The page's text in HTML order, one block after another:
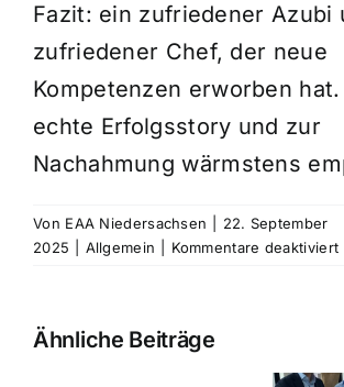
Fazit: ein zufriedener Azubi
zufriedener Chef, der neue
Kompetenzen erworben hat.
echte Erfolgsstory und zur
Nachahmung wärmstens
Von EAA Niedersachsen
22. September
2025
Allgemein Kommentare deaktiviert
Ähnliche Beiträge